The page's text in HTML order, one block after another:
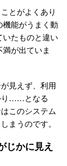
とがよくあり
機能がうまく動
いたものと違い
が出ていま
見えず、利用
り……となる
このシステム
まうのです。
じかに見え